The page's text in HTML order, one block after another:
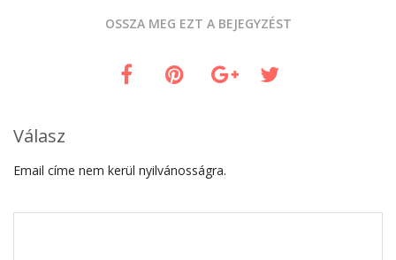
OSSZA MEG EZT A BEJEGYZÉST
Válasz
Email címe nem kerül nyilvánosságra.